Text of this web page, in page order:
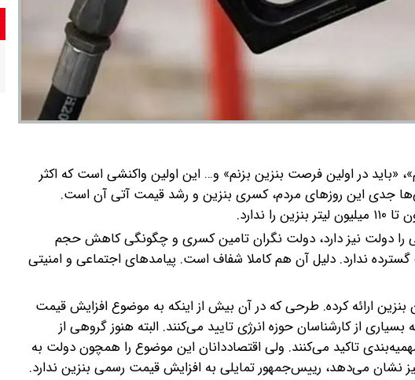
«باید در اولین فرصت بنزین بزنم» و… این اولین واکنشی است که اکثر
جدی این روزهای مردم، کسری بنزین و رشد قیمت آتی آن است.
را دولت نیز دارد، دولت نگران تامین کسری و چگونگی کاهش حجم
ندارد. دلیل آن هم کاملا شفاف است. پیامدهای اجتماعی و امنیتی
ارائه کرده. طرحی که در آن بیش از اینکه به موضوع افزایش قیمت
از کارشناسان حوزه انرژی تایید می‌کنند. البته هنوز گروهی از
تاکید می‌کنند. ولی اقتصاددانان این موضوع را همچون دولت به
نشان می‌دهد، رییس‌جمهور تمایلی به افزایش قیمت رسمی بنزین ندارد.